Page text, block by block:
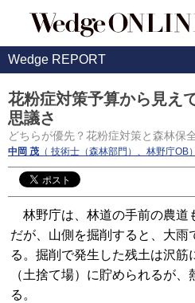
Wedge REPORT
花粉症対策予算から見え
思議さ
どちらが優先？花粉症対策と森林保
中岡 茂 （ 技術士（森林部門）、林野庁OB）
林野庁は、林道の手前の農道
だが、山側を掘削すると、大雨
る。掘削で発生した残土は沢筋
（土捨て場）に貯められるが
る。